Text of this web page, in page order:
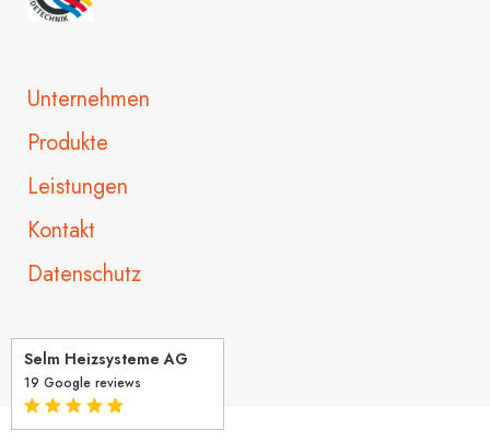
Unternehmen
Produkte
Leistungen
Kontakt
Datenschutz
Selm Heizsysteme AG
19 Google reviews